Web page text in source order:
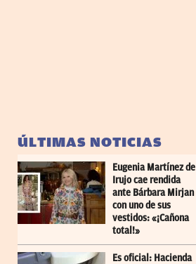
ÚLTIMAS NOTICIAS
Eugenia Martínez de
Irujo cae rendida
ante Bárbara Mirjan
con uno de sus
vestidos: «¡Cañona
total!»
Es oficial: Hacienda